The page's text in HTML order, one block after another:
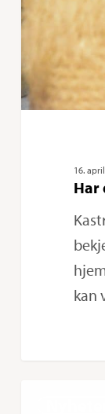
din?
16.
Har
kan